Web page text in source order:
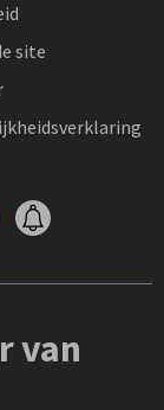
site
van